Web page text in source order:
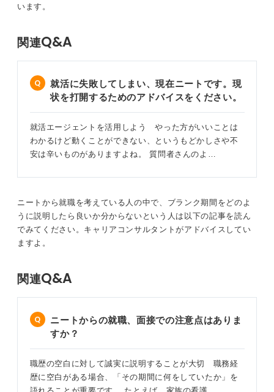
と回答しましょう。
かねるのですが、10年間のうちで何かしら語れることが
それらを見つけ、自信を持って伝えてみてください。
正社員の夢が叶うよう応援しています。
0
り組んだこと」を正直に話すことが大切です。
のうえで、「今はもうニート状態ではない」ということ
誠実な姿勢で今の自分を評価してもらうことが大切
たとえば、資格取得の勉強をしていた、アルバイトを始
めて社会との接点を持った、何らかのスキルを習得しよ
うと努力したなど、前向きな行動を具体的に示すことが
大切です。
が採用につながったケースもあるので、外に出られる状
況であれば実践してみるのも良いと思います。
自分の希望条件は持ちつつも、すべてをかなえようとす
るのではなく、譲れない要件以外においてはまず「実際
います。
関連Q&A
就活に失敗してしまい、現在ニートです。現
状を打開するためのアドバイスをください。
就活エージェントを活用しよう やった方がいいことは
わかるけど動くことができない、というもどかしさや不
安は辛いものがありますよね。 質問者さんのよ…
ニートから就職を考えている人の中で、ブランク期間をどのよ
うに説明したら良いか分からないという人は以下の記事を読ん
でみてください。キャリアコンサルタントがアドバイスしてい
ますよ。
関連Q&A
ニートからの就職、面接での注意点はありま
すか？
職歴の空白に対して誠実に説明することが大切 職務経
歴に空白がある場合、「その期間に何をしていたか」を